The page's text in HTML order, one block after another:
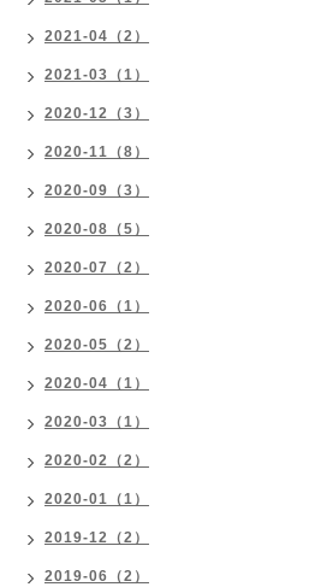
2021-04（2）
2021-03（1）
2020-12（3）
2020-11（8）
2020-09（3）
2020-08（5）
2020-07（2）
2020-06（1）
2020-05（2）
2020-04（1）
2020-03（1）
2020-02（2）
2020-01（1）
2019-12（2）
2019-06（2）